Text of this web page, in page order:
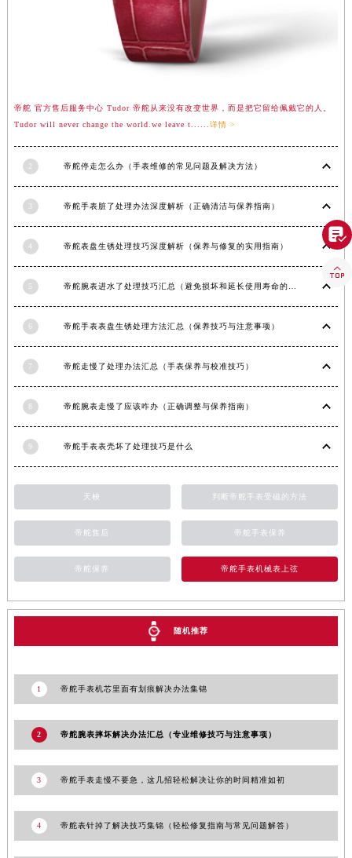
帝舵 官方售后服务中心 Tudor 帝舵从来没有改变世界，而是把它留给佩戴它的人。
Tudor will never change the world.we leave t......详情 >
2 帝舵停走怎么办（手表维修的常见问题及解决方法）
3 帝舵手表脏了处理办法深度解析（正确清洁与保养指南）
4 帝舵表盘生锈处理技巧深度解析（保养与修复的实用指南）
5 帝舵腕表进水了处理技巧汇总（避免损坏和延长使用寿命的方法）
6 帝舵手表表盘生锈处理方法汇总（保养技巧与注意事项）
7 帝舵走慢了处理办法汇总（手表保养与校准技巧）
8 帝舵腕表走慢了应该咋办（正确调整与保养指南）
9 帝舵手表表壳坏了处理技巧是什么
天梭 判断帝舵手表受磁的方法
帝舵售后 帝舵手表保养
帝舵保养 帝舵手表机械表上弦
随机推荐
1 帝舵手表机芯里面有划痕解决办法集锦
2 帝舵腕表摔坏解决办法汇总（专业维修技巧与注意事项）
3 帝舵手表走慢不要急，这几招轻松解决让你的时间精准如初
4 帝舵表针掉了解决技巧集锦（轻松修复指南与常见问题解答）

